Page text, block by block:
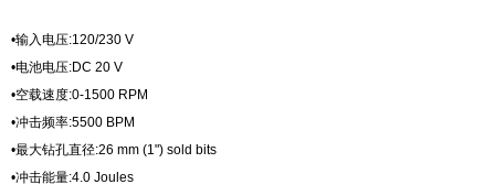
•输入电压:120/230 V
•电池电压:DC 20 V
•空载速度:0-1500 RPM
•冲击频率:5500 BPM
•最大钻孔直径:26 mm (1") sold bits
•冲击能量:4.0 Joules